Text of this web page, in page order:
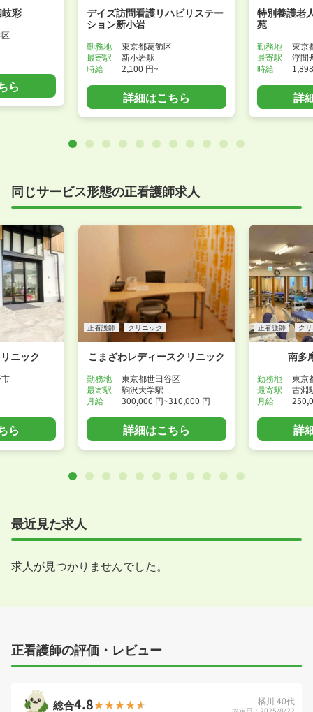
彩
ら
デイズ訪問看護リハビリステー
ション新小岩
勤務地
東京都葛飾区
最寄駅
新小岩駅
時給
2,100 円~
詳細はこちら
特別養護老
苑
勤務地
東京
最寄駅
浮間
時給
詳
同じサービス形態の正看護師求人
ニック
ら
正看護師 クリニック
こまざわレディースクリニック
勤務地
東京都世田谷区
最寄駅
駒沢大学駅
月給
300,000 円~310,000 円
詳細はこちら
正看護師 ク
南多
勤務地
東京
最寄駅
古淵
月給
詳
最近見た求人
求人が見つかりませんでした。
正看護師の評価・レビュー
総合4.8 橘川 40代